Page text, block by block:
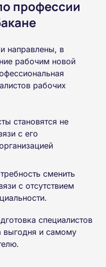
профессии
направлены, в
рабочим новой
рабочих
становятся не
с его
сменить
с отсутствием
специалистов
выгодня и самому